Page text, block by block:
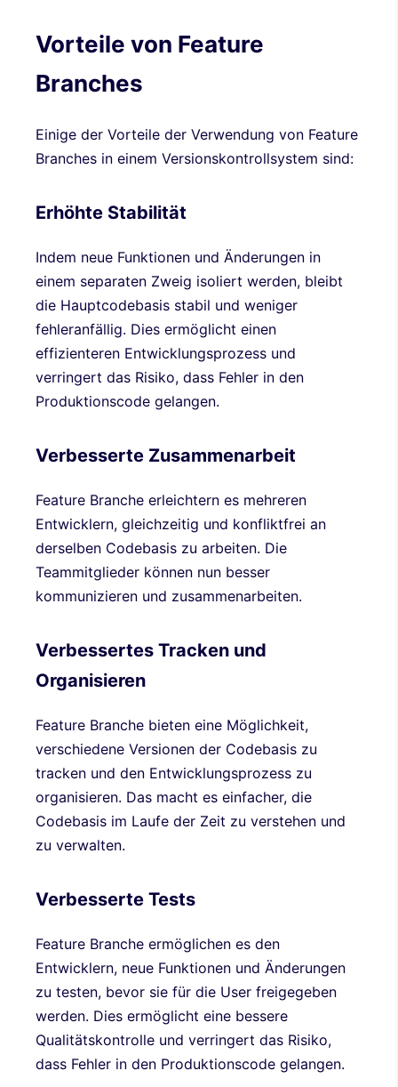
Vorteile von Feature
Branches
Einige der Vorteile der Verwendung von Feature
Branches in einem Versionskontrollsystem sind:
Erhöhte Stabilität
Indem neue Funktionen und Änderungen in
einem separaten Zweig isoliert werden, bleibt
die Hauptcodebasis stabil und weniger
fehleranfällig. Dies ermöglicht einen
effizienteren Entwicklungsprozess und
verringert das Risiko, dass Fehler in den
Produktionscode gelangen.
Verbesserte Zusammenarbeit
Feature Branche erleichtern es mehreren
Entwicklern, gleichzeitig und konfliktfrei an
derselben Codebasis zu arbeiten. Die
Teammitglieder können nun besser
kommunizieren und zusammenarbeiten.
Verbessertes Tracken und
Organisieren
Feature Branche bieten eine Möglichkeit,
verschiedene Versionen der Codebasis zu
tracken und den Entwicklungsprozess zu
organisieren. Das macht es einfacher, die
Codebasis im Laufe der Zeit zu verstehen und
zu verwalten.
Verbesserte Tests
Feature Branche ermöglichen es den
Entwicklern, neue Funktionen und Änderungen
zu testen, bevor sie für die User freigegeben
werden. Dies ermöglicht eine bessere
Qualitätskontrolle und verringert das Risiko,
dass Fehler in den Produktionscode gelangen.